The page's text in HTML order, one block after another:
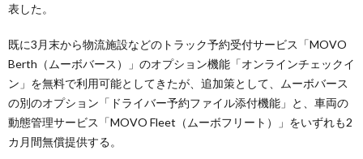
表した。
既に3月末から物流施設などのトラック予約受付サービス「MOVO
Berth（ムーボバース）」のオプション機能「オンラインチェックイ
ン」を無料で利用可能としてきたが、追加策として、ムーボバース
の別のオプション「ドライバー予約ファイル添付機能」と、車両の
動態管理サービス「MOVO Fleet（ムーボフリート）」をいずれも2
カ月間無償提供する。